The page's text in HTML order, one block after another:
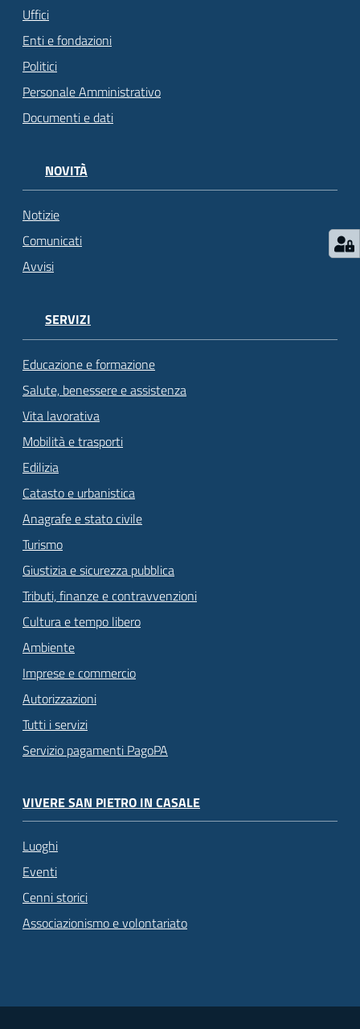
Uffici
Enti e fondazioni
Politici
Personale Amministrativo
Documenti e dati
NOVITÀ
Notizie
Comunicati
Avvisi
SERVIZI
Educazione e formazione
Salute, benessere e assistenza
Vita lavorativa
Mobilità e trasporti
Edilizia
Catasto e urbanistica
Anagrafe e stato civile
Turismo
Giustizia e sicurezza pubblica
Tributi, finanze e contravvenzioni
Cultura e tempo libero
Ambiente
Imprese e commercio
Autorizzazioni
Tutti i servizi
Servizio pagamenti PagoPA
VIVERE SAN PIETRO IN CASALE
Luoghi
Eventi
Cenni storici
Associazionismo e volontariato